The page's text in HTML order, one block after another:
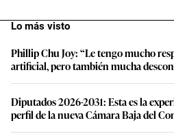
Lo más visto
Phillip Chu Joy: “Le tengo mucho
artificial, pero también mucha
Diputados 2026-2031: Esta es la
perfil de la nueva Cámara Baja del